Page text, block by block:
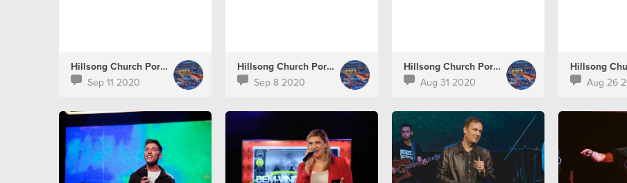
Hillsong Church Portugal
Sep 11 2020
Hillsong Church Portugal
Sep 8 2020
Hillsong Church Portugal
Aug 31 2020
Aug 26